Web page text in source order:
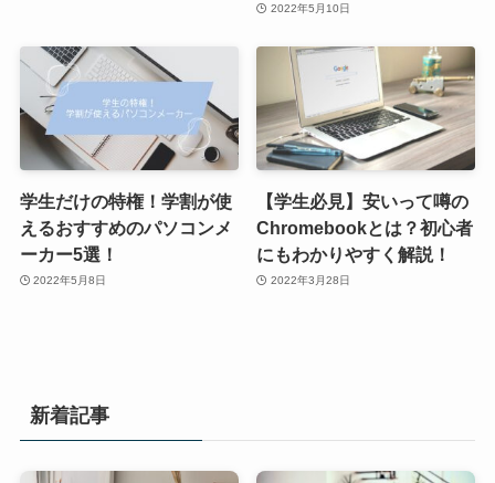
2022年5月10日
学生だけの特権！学割が使
えるおすすめのパソコンメ
ーカー5選！
2022年5月8日
【学生必見】安いって噂の
Chromebookとは？初心者
にもわかりやすく解説！
2022年3月28日
新着記事